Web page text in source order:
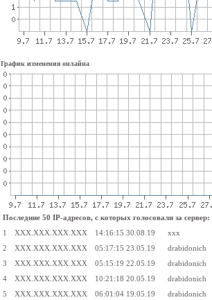
График изменения онлайна
Последние 50 IP-адресов, с которых голосовали за сервер:
1
XXX.XXX.XXX.XXX 14:16:15 30.08.19 xxx
2 XXX.XXX.XXX.XXX 05:17:15 23.05.19 drabidonich
3 XXX.XXX.XXX.XXX 05:15:19 22.05.19 drabidonich
4 XXX.XXX.XXX.XXX 10:21:18 20.05.19 drabidonich
5 XXX.XXX.XXX.XXX 06:01:04 19.05.19 drabidonich